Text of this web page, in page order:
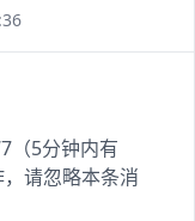
（5分钟内有
请忽略本条消